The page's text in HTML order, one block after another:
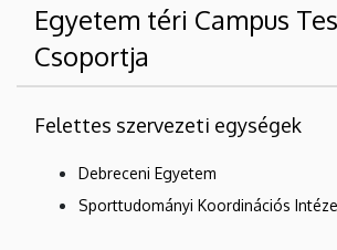
Egyetem téri Campus
Csoportja
Felettes szervezeti egységek
Debreceni Egyetem
Sporttudományi Koordinációs